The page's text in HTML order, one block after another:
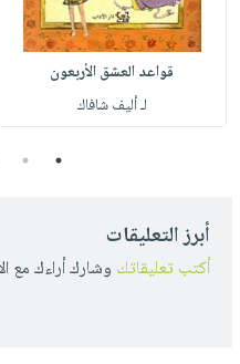
قواعد العشق الأربعون
لـ أليف شافاك
1
2
أبرز التعليقات
أكتب تعليقاتك وشارك أراءك مع